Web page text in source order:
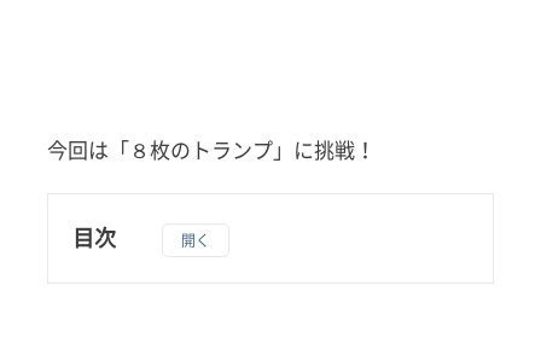
今回は「８枚のトランプ」に挑戦！
目次